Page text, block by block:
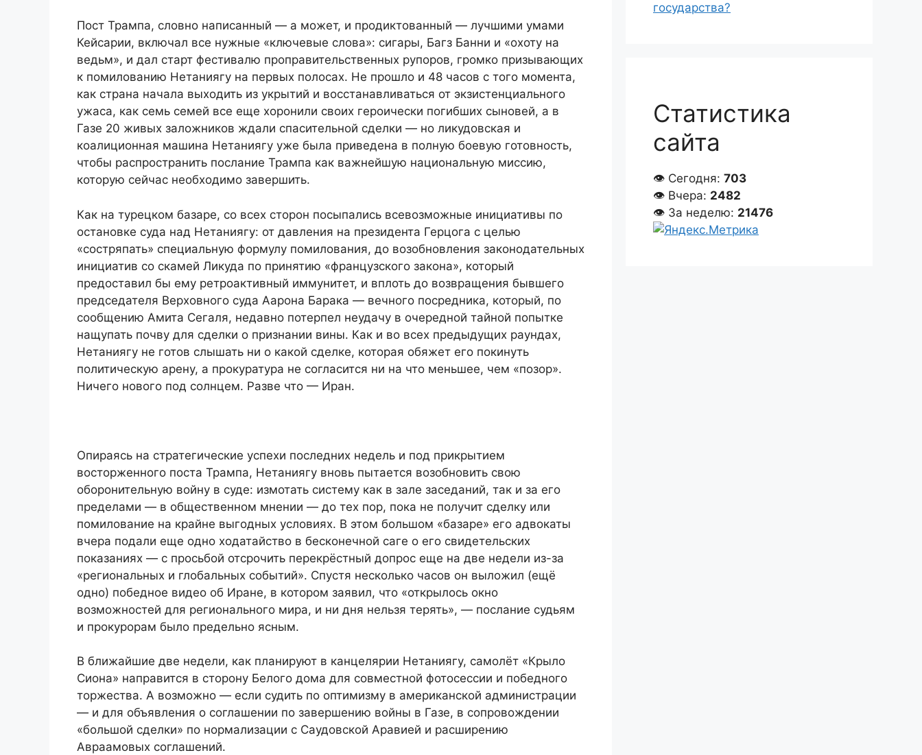
Пост Трампа, словно написанный — а может, и продиктованный — лучшими умами
Кейсарии, включал все нужные «ключевые слова»: сигары, Багз Банни и «охоту на
ведьм», и дал старт фестивалю проправительственных рупоров, громко призывающих
к помилованию Нетаниягу на первых полосах. Не прошло и 48 часов с того момента,
как страна начала выходить из укрытий и восстанавливаться от экзистенциального
ужаса, как семь семей все еще хоронили своих героически погибших сыновей, а в
Газе 20 живых заложников ждали спасительной сделки — но ликудовская и
коалиционная машина Нетаниягу уже была приведена в полную боевую готовность,
чтобы распространить послание Трампа как важнейшую национальную миссию,
которую сейчас необходимо завершить.
Как на турецком базаре, со всех сторон посыпались всевозможные инициативы по
остановке суда над Нетаниягу: от давления на президента Герцога с целью
«состряпать» специальную формулу помилования, до возобновления законодательных
инициатив со скамей Ликуда по принятию «французского закона», который
предоставил бы ему ретроактивный иммунитет, и вплоть до возвращения бывшего
председателя Верховного суда Аарона Барака — вечного посредника, который, по
сообщению Амита Сегаля, недавно потерпел неудачу в очередной тайной попытке
нащупать почву для сделки о признании вины. Как и во всех предыдущих раундах,
Нетаниягу не готов слышать ни о какой сделке, которая обяжет его покинуть
политическую арену, а прокуратура не согласится ни на что меньшее, чем «позор».
Ничего нового под солнцем. Разве что — Иран.
Опираясь на стратегические успехи последних недель и под прикрытием
восторженного поста Трампа, Нетаниягу вновь пытается возобновить свою
оборонительную войну в суде: измотать систему как в зале заседаний, так и за его
пределами — в общественном мнении — до тех пор, пока не получит сделку или
помилование на крайне выгодных условиях. В этом большом «базаре» его адвокаты
вчера подали еще одно ходатайство в бесконечной саге о его свидетельских
показаниях — с просьбой отсрочить перекрёстный допрос еще на две недели из-за
«региональных и глобальных событий». Спустя несколько часов он выложил (ещё
одно) победное видео об Иране, в котором заявил, что «открылось окно
возможностей для регионального мира, и ни дня нельзя терять», — послание судьям
и прокурорам было предельно ясным.
В ближайшие две недели, как планируют в канцелярии Нетаниягу, самолёт «Крыло
Сиона» направится в сторону Белого дома для совместной фотосессии и победного
торжества. А возможно — если судить по оптимизму в американской администрации
— и для объявления о соглашении по завершению войны в Газе, в сопровождении
«большой сделки» по нормализации с Саудовской Аравией и расширению
Авраамовых соглашений.
государства?
Статистика
сайта
👁 Сегодня: 703
👁 Вчера: 2482
👁 За неделю: 21476